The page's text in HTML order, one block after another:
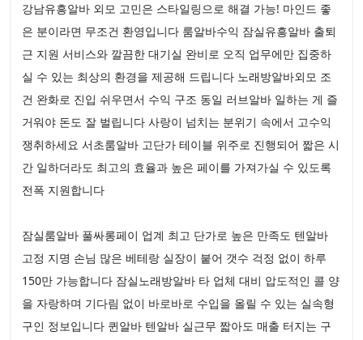
강남유흥알바 외모 고민은 스타일링으로 해결 가능! 마인드 좋
은 분이라면 무조건 환영입니다 룸알바수익 잠실유흥알바 출퇴
근 지원 서비스와 깔끔한 대기실 완비로 오직 업무에만 집중하
실 수 있는 최상의 환경을 제공해 드립니다 노래방알바외모 조
건 완화로 진입 쉬우면서 수익 구조 동일 러브알바 일하는 게 즐
거워야 돈도 잘 벌립니다 사랑이 넘치는 분위기 속에서 고수익
쟁취하세요 서초룸알바 고단가 테이블 위주로 진행되어 짧은 시
간 일하더라도 최고의 효율과 높은 페이를 가져가실 수 있도록
전폭 지원합니다
잠실룸알바 풀싸롱페이 업계 최고 단가로 높은 만족도 텐알바
고정 지명 손님 많은 베테랑 실장이 붙어 갯수 걱정 없이 하루
150만 가능합니다 잠실노래방알바 타 업체 대비 압도적인 콜 양
을 자랑하며 기다림 없이 바로바로 수입을 올릴 수 있는 실속형
구인 정보입니다 퀸알바 텐알바 실근무 짧아도 매출 터지는 구